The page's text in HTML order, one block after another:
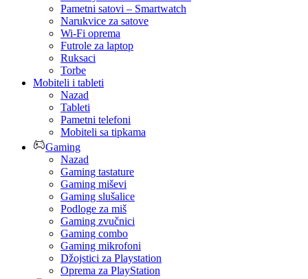
Pametni satovi – Smartwatch
Narukvice za satove
Wi-Fi oprema
Futrole za laptop
Ruksaci
Torbe
Mobiteli i tableti
Nazad
Tableti
Pametni telefoni
Mobiteli sa tipkama
Gaming
Nazad
Gaming tastature
Gaming miševi
Gaming slušalice
Podloge za miš
Gaming zvučnici
Gaming combo
Gaming mikrofoni
Džojstici za Playstation
Oprema za PlayStation